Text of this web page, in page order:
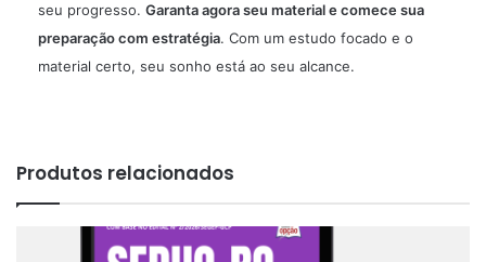
seu progresso. Garanta agora seu material e comece sua
preparação com estratégia. Com um estudo focado e o
material certo, seu sonho está ao seu alcance.
Produtos relacionados